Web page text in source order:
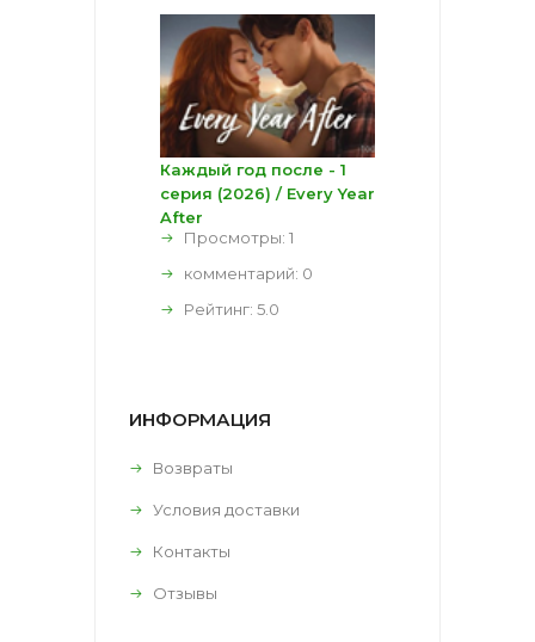
Каждый год после - 1
серия (2026) / Every Year
After
Просмотры: 1
комментарий: 0
Рейтинг: 5.0
ИНФОРМАЦИЯ
Возвраты
Условия доставки
Контакты
Отзывы